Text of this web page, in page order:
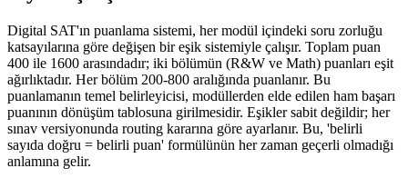
Digital SAT'ın puanlama sistemi, her modül içindeki soru zorluğu
katsayılarına göre değişen bir eşik sistemiyle çalışır. Toplam puan
400 ile 1600 arasındadır; iki bölümün (R&W ve Math) puanları eşit
ağırlıktadır. Her bölüm 200-800 aralığında puanlanır. Bu
puanlamanın temel belirleyicisi, modüllerden elde edilen ham başarı
puanının dönüşüm tablosuna girilmesidir. Eşikler sabit değildir; her
sınav versiyonunda routing kararına göre ayarlanır. Bu, 'belirli
sayıda doğru = belirli puan' formülünün her zaman geçerli olmadığı
anlamına gelir.